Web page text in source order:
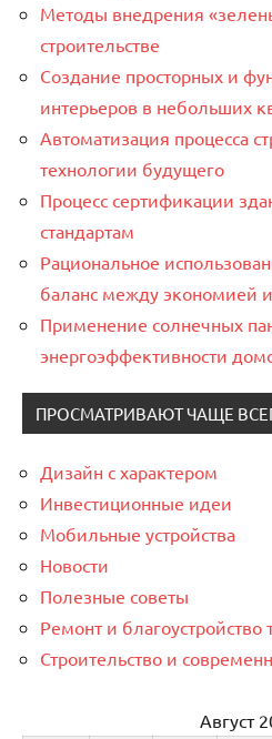
Методы внедрения
строительстве
Создание просторных и
интерьеров в небольших
Автоматизация процесса
технологии будущего
Процесс сертификации
стандартам
Рациональное
баланс между экономией
Применение солнечных
энергоэффективности
ПРОСМАТРИВАЮТ ЧАЩЕ
Дизайн с характером
Инвестиционные идеи
Мобильные устройства
Новости
Полезные советы
Ремонт и благоустройство
Строительство и
Август